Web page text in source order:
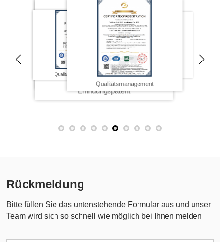
Erfindungspatent
Erfindungspatent
Qualitätsmanagement
Qualitätsmanagement
technologieorientierte kleine und mittlere
Rückmeldung
Bitte füllen Sie das untenstehende Formular aus und unser
Team wird sich so schnell wie möglich bei Ihnen melden